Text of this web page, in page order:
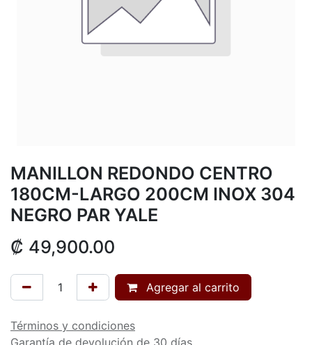
MANILLON REDONDO CENTRO
180CM-LARGO 200CM INOX 304
NEGRO PAR YALE
₡ 49,900.00
Agregar al carrito
Términos y condiciones
Garantía de devolución de 30 días